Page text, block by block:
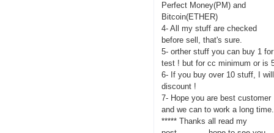
Perfect Money(PM) and
Bitcoin(ETHER)
4- All my stuff are checked
before sell, that's sure.
5- orther stuff you can buy 1 for
test ! but for cc minimum or is
6- If you buy over 10 stuff, I will
discount !
7- Hope you are best customer
and we can to work a long time.
***** Thanks all read my